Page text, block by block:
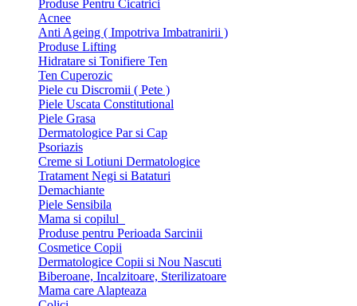
Produse Pentru Cicatrici
Acnee
Anti Ageing ( Impotriva Imbatranirii )
Produse Lifting
Hidratare si Tonifiere Ten
Ten Cuperozic
Piele cu Discromii ( Pete )
Piele Uscata Constitutional
Piele Grasa
Dermatologice Par si Cap
Psoriazis
Creme si Lotiuni Dermatologice
Tratament Negi si Bataturi
Demachiante
Piele Sensibila
Mama si copilul
Produse pentru Perioada Sarcinii
Cosmetice Copii
Dermatologice Copii si Nou Nascuti
Biberoane, Incalzitoare, Sterilizatoare
Mama care Alapteaza